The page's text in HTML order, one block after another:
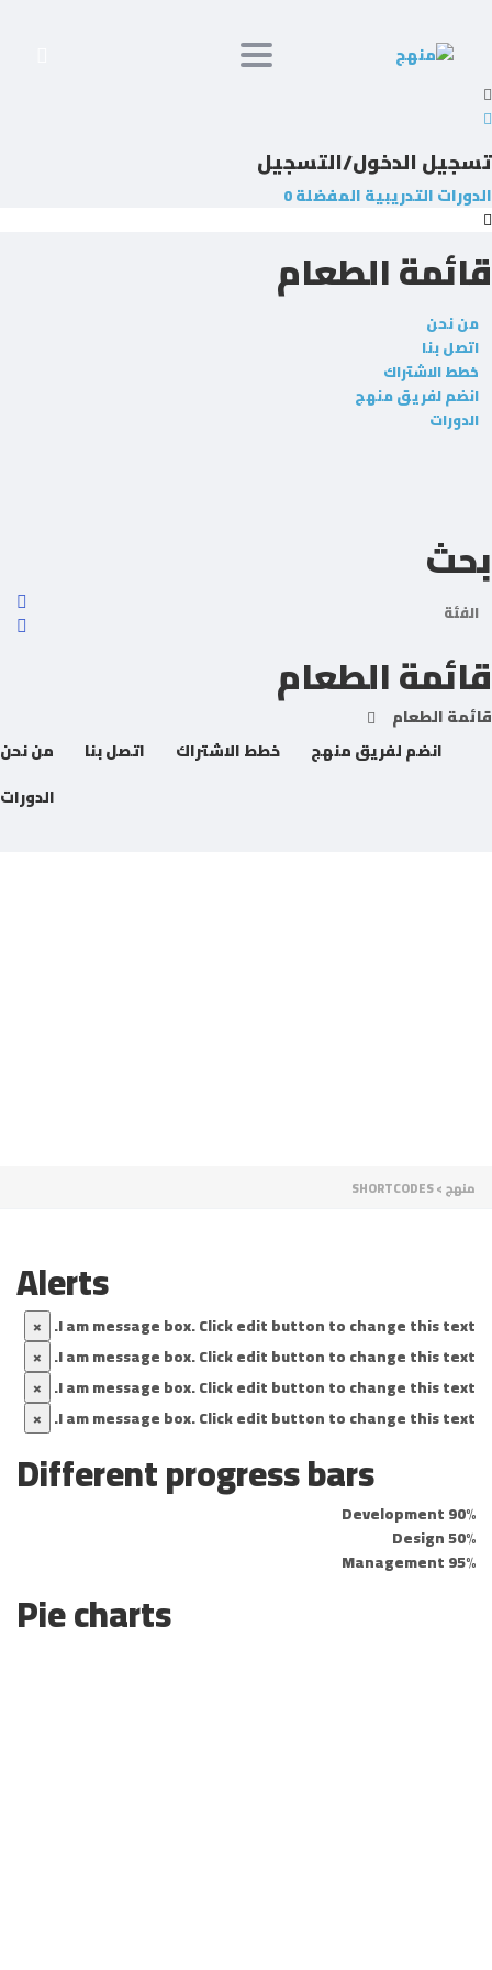
Toggle navigation
الدخول/التسجيل
التدريبيةالمفضلة0
الطعام
نحن
بنا
الاشتراك
لفريق منهج
الطعام
من نحن اتصل بنا خطط الاشتراك
انضم لفريق منهج
الدورات
منهج>
SHORTCODES
Alerts
I am message box. Click edit button to change this text.
×
I am message box. Click edit button to change this text.
×
I am message box. Click edit button to change this text.
×
I am message box. Click edit button to change this text.
×
Different progress bars
Development90%
Design50%
Management95%
Pie charts